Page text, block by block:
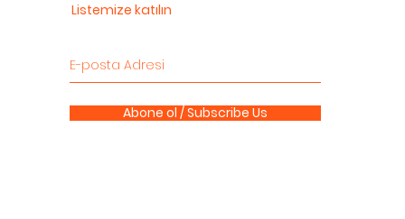
Listemize katılın
Abone ol / Subscribe Us